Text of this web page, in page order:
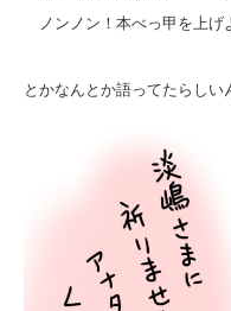
ノンノン！本べっ甲を上げ
とかなんとか語ってたらしい